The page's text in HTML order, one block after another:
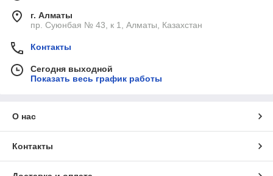
г. Алматы
пр. Суюнбая № 43, к 1, Алматы, Казахстан
Контакты
Сегодня выходной
Показать весь график работы
О нас
Контакты